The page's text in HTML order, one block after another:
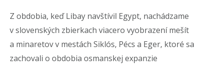
Z obdobia, keď Libay navštívil Egypt, nachádzame
v slovenských zbierkach viacero vyobrazení mešít
a minaretov v mestách Siklós, Pécs a Eger, ktoré sa
zachovali o obdobia osmanskej expanzie